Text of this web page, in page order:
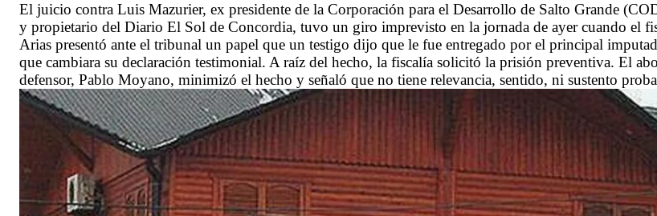
El juicio contra Luis Mazurier, ex presidente de la Corporación para el Desarrollo de Salto Grande
y propietario del Diario El Sol de Concordia, tuvo un giro imprevisto en la jornada de ayer cuando el
Arias presentó ante el tribunal un papel que un testigo dijo que le fue entregado por el principal
que cambiara su declaración testimonial. A raíz del hecho, la fiscalía solicitó la prisión preventiva. El
defensor, Pablo Moyano, minimizó el hecho y señaló que no tiene relevancia, sentido, ni sustento